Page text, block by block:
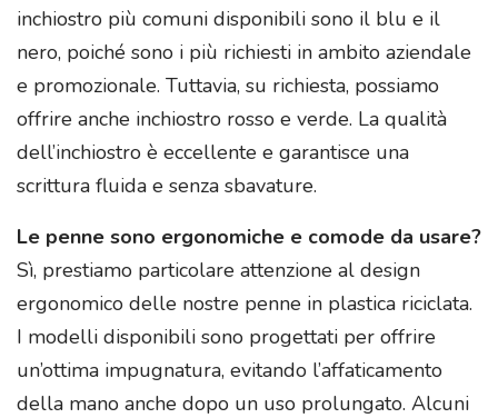
inchiostro più comuni disponibili sono il blu e il
nero, poiché sono i più richiesti in ambito aziendale
e promozionale. Tuttavia, su richiesta, possiamo
offrire anche inchiostro rosso e verde. La qualità
dell’inchiostro è eccellente e garantisce una
scrittura fluida e senza sbavature.
Le penne sono ergonomiche e comode da usare?
Sì, prestiamo particolare attenzione al design
ergonomico delle nostre penne in plastica riciclata.
I modelli disponibili sono progettati per offrire
un’ottima impugnatura, evitando l’affaticamento
della mano anche dopo un uso prolungato. Alcuni